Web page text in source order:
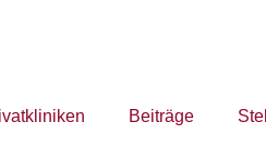
Beiträge